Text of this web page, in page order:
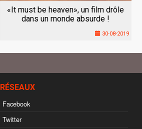
«It must be heaven», un film drôle
dans un monde absurde !
30-08-2019
RÉSEAUX
Facebook
Twitter